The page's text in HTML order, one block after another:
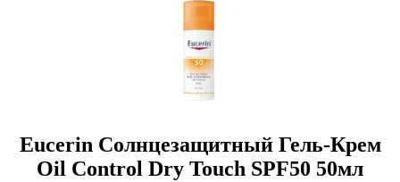
Eucerin Солнцезащитный Гель-Крем
Oil Control Dry Touch SPF50 50мл